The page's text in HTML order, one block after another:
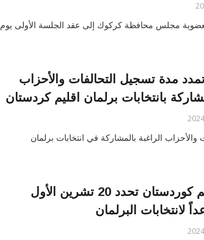
بعضوية مجلس محافظة كركوك إلى عقد الجلسة الأولى يوم
مدة تسجيل التحالفات والأحزاب
بانتخابات برلمان اقليم كردستان
والأحزاب الراغبة بالمشاركة في انتخابات برلمان
رئاسة إقليم كوردستان تحدد 20 تشرين الأول
لانتخابات البرلمان